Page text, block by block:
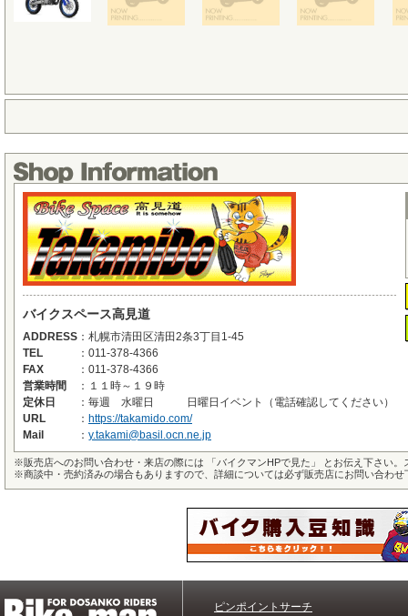
バイクスペース高見道
ADDRESS ： 札幌市清田区清田2条3丁目1-45
TEL
： 011-378-4366
FAX
： 011-378-4366
営業時間
： １１時～１９時
定休日
： 毎週 水曜日 日曜日イベント（電話確認してください）
URL
： https://takamido.com/
Mail
： y.takami@basil.ocn.ne.jp
※販売店へのお問い合わせ・来店の際には 「バイクマンHPで見た」 とお伝え下さい
※商談中・売約済みの場合もありますので、詳細については必ず販売店にお問い合わせ
ピンポイントサーチ